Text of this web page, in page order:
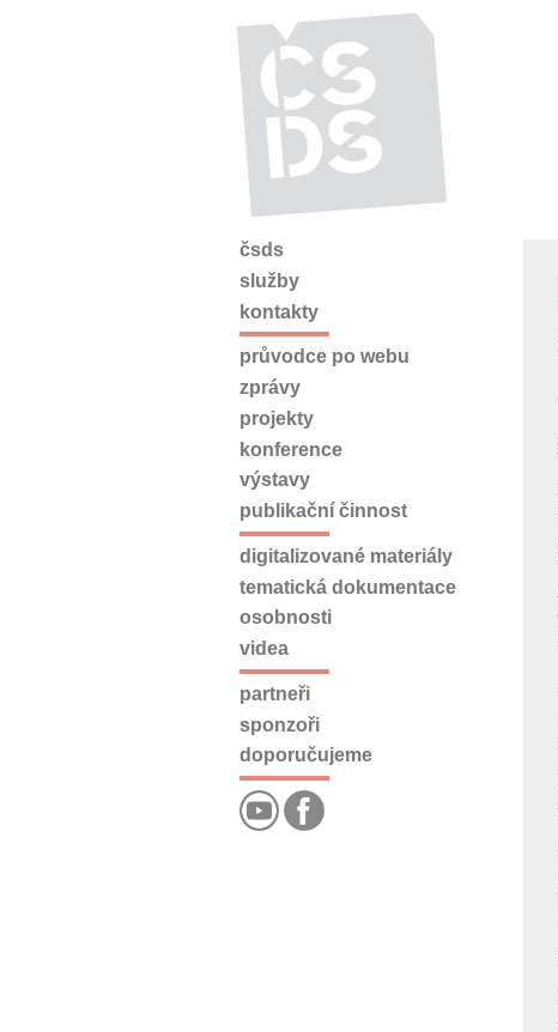
čsds
služby
kontakty
průvodce po webu
zprávy
projekty
konference
výstavy
publikační činnost
digitalizované materiály
tematická dokumentace
osobnosti
videa
partneři
sponzoři
doporučujeme